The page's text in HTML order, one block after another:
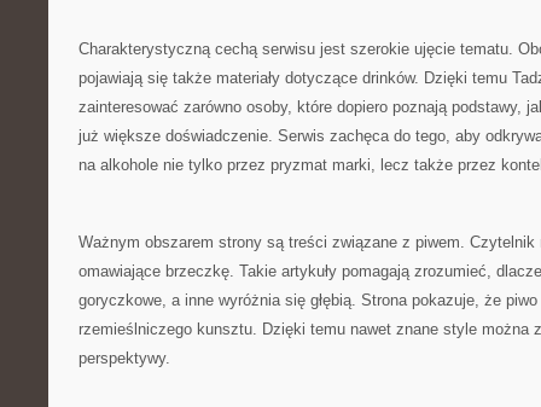
Charakterystyczną cechą serwisu jest szerokie ujęcie tematu.
pojawiają się także materiały dotyczące drinków. Dzięki temu
zainteresować zarówno osoby, które dopiero poznają podstawy,
już większe doświadczenie. Serwis zachęca do tego, aby
na alkohole nie tylko przez pryzmat marki, lecz także przez
Ważnym obszarem strony są treści związane z piwem.
omawiające brzeczkę. Takie artykuły pomagają zrozumieć,
goryczkowe, a inne wyróżnia się głębią. Strona pokazuje, że
rzemieślniczego kunsztu. Dzięki temu nawet znane style można
perspektywy.